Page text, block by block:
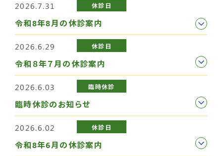
2026.7.31 休診日
令和8年8月の休診案内
2026.6.29 休診日
令和８年７月の休診案内
2026.6.03 臨時休診
臨時休診のお知らせ
2026.6.02 休診日
令和8年6月の休診案内